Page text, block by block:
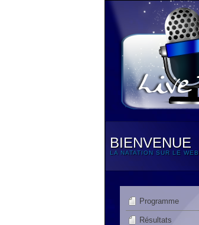
BIENVENUE
LA NATATION SUR LE WEB
Programme
Résultats